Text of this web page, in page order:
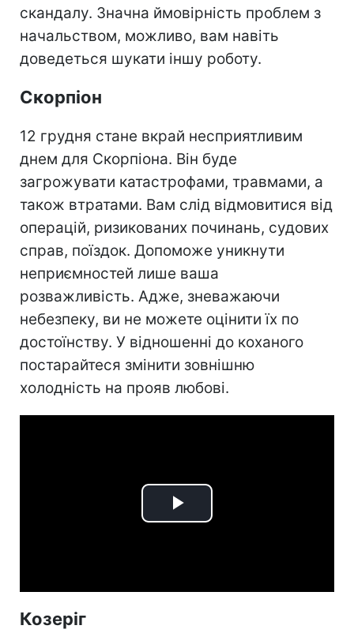
скандалу. Значна ймовірність проблем з
начальством, можливо, вам навіть
доведеться шукати іншу роботу.
Скорпіон
12 грудня стане вкрай несприятливим
днем для Скорпіона. Він буде
загрожувати катастрофами, травмами, а
також втратами. Вам слід відмовитися від
операцій, ризикованих починань, судових
справ, поїздок. Допоможе уникнути
неприємностей лише ваша
розважливість. Адже, зневажаючи
небезпеку, ви не можете оцінити їх по
достоїнству. У відношенні до коханого
постарайтеся змінити зовнішню
холодність на прояв любові.
Play
Козеріг